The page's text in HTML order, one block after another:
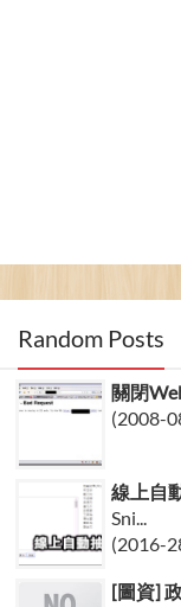
Random Posts
關閉
(2008-
線上自
Sni...
(2016-
[圖資]